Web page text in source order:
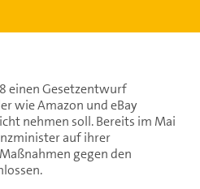
einen Gesetzentwurf
wie Amazon und eBay
nehmen soll. Bereits im Mai
auf ihrer
gegen den